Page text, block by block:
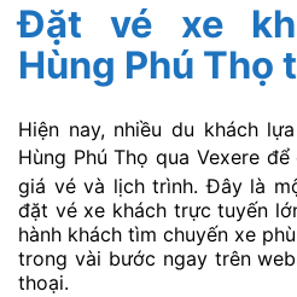
Đặt vé xe
Hùng Phú Thọ
Hiện nay, nhiều du khách
Hùng Phú Thọ qua Vexeređể
giá vé và lịch trình. Đây là
đặt vé xe khách trực tuyến
hành khách tìm chuyến xe
trong vài bước ngay trên
thoại.